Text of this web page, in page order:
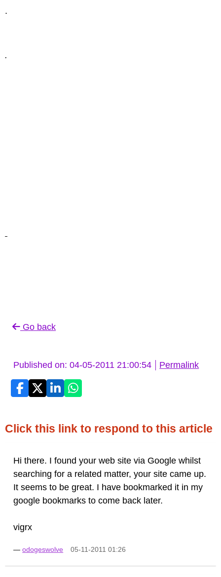
.
.
Go back
Published on: 04-05-2011 21:00:54 Permalink
Click this link to respond to this article
Hi there. I found your web site via Google whilst
searching for a related matter, your site came up.
It seems to be great. I have bookmarked it in my
google bookmarks to come back later.
vigrx
—odogeswolve 05-11-2011 01:26